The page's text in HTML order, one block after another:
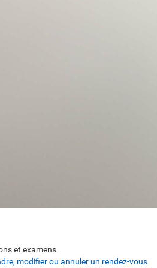
et examens
modifier ou annuler un rendez-vous